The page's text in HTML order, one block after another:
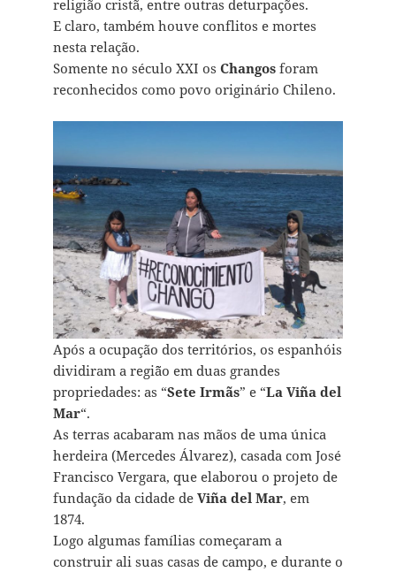
religião cristã, entre outras deturpações.
E claro, também houve conflitos e mortes
nesta relação.
Somente no século XXI os Changosforam
reconhecidos como povo originário Chileno.
Após a ocupação dos territórios, os espanhóis
dividiram a regi˜ão em duas grandes
propriedades: as “Sete Irmãs” e “La Viña del
Mar“.
As terras acabaram nas mãos de uma única
herdeira (Mercedes Álvarez), casada com José
Francisco Vergara, que elaborou o projeto de
fundação da cidade de Viña del Mar, em
1874.
Logo algumas famílias começaram a
construir ali suas casas de campo, e durante o